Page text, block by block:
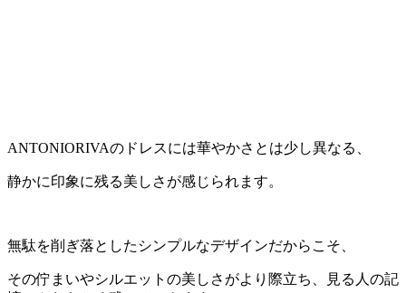
ANTONIORIVAのドレスには華やかさとは少し異なる、
静かに印象に残る美しさが感じられます。
無駄を削ぎ落としたシンプルなデザインだからこそ、
その佇まいやシルエットの美しさがより際立ち、見る人の記